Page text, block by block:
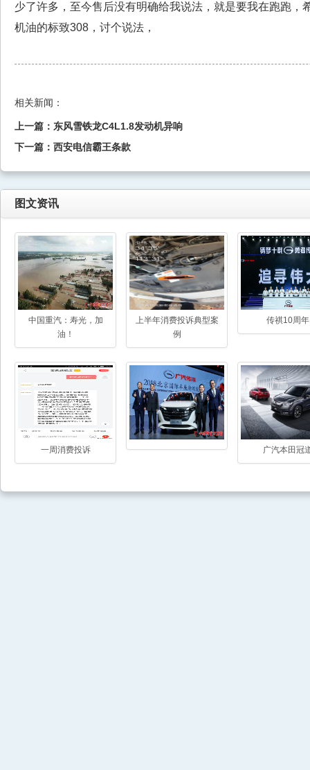
少了许多，至今售后没有明确给我说法，就是要我在跑跑，
机油的标致308，讨个说法，
相关新闻：
上一篇： 东风雪铁龙C4L1.8发动机异响
下一篇： 西安电信霸王条款
图文资讯
中国重汽：寿光，加
油！
上半年消费投诉典型案
例
传祺10周年
一周消费投诉 广汽本田冠